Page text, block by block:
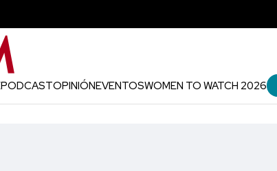
PODCASTOPINIÓNEVENTOSWOMEN TO WATCH 2026